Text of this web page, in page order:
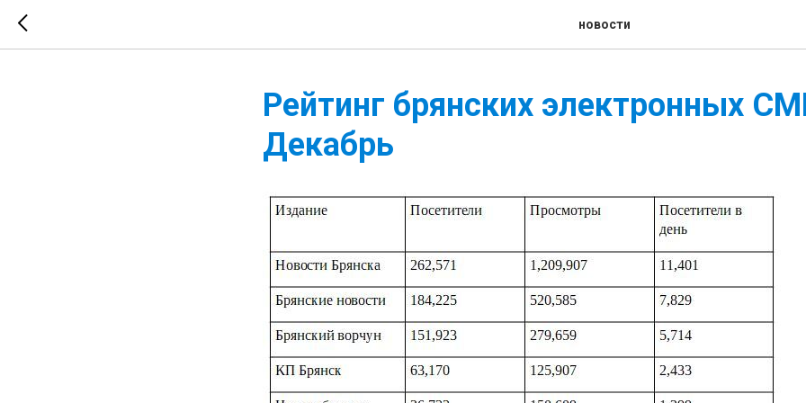
новости
Рейтинг брянских электронных
Декабрь